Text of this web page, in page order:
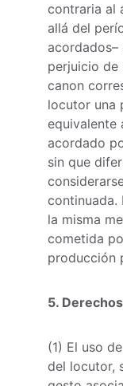
contraria al
allá del
perjuicio de
canon
locutor una
equivalente
acordado
sin que
continuada.
la misma
cometida
producción
5.
(1) El uso
del locutor,